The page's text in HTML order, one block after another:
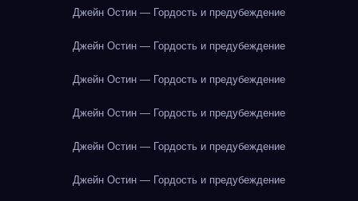
Джейн Остин — Гордость и предубеждение
Джейн Остин — Гордость и предубеждение
Джейн Остин — Гордость и предубеждение
Джейн Остин — Гордость и предубеждение
Джейн Остин — Гордость и предубеждение
Джейн Остин — Гордость и предубеждение